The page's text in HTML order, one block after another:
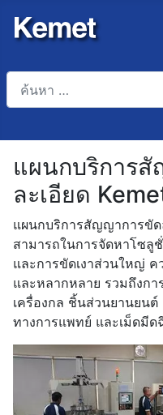
การค้นหา
Type 2 or more
แผนกบริการ
ละเอียด
แผนกบริการสัญญาการขัด
สามารถในการจัดหาโซลู
และการขัดเงาส่วนใหญ่ ค
และหลากหลาย รวมถึงกา
เครื่องกล ชิ้นส่วนยานยน
ทางการแพทย์ และเม็ดมีด